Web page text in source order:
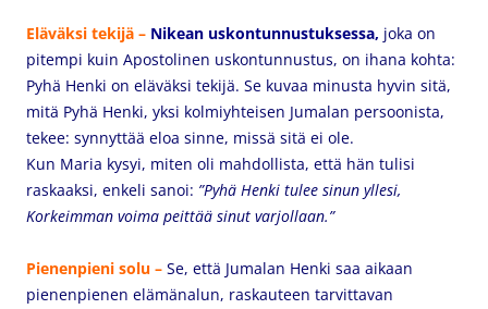
Eläväksi tekijä – Nikean uskontunnustuksessa, joka on
pitempi kuin Apostolinen uskontunnustus, on ihana kohta:
Pyhä Henki on eläväksi tekijä. Se kuvaa minusta hyvin sitä,
mitä Pyhä Henki, yksi kolmiyhteisen Jumalan persoonista,
tekee: synnyttää eloa sinne, missä sitä ei ole.
Kun Maria kysyi, miten oli mahdollista, että hän tulisi
raskaaksi, enkeli sanoi: ”Pyhä Henki tulee sinun yllesi,
Korkeimman voima peittää sinut varjollaan.”
Pienenpieni solu – Se, että Jumalan Henki saa aikaan
pienenpienen elämänalun, raskauteen tarvittavan